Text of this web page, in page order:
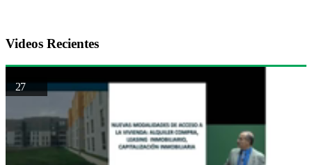
Videos Recientes
27